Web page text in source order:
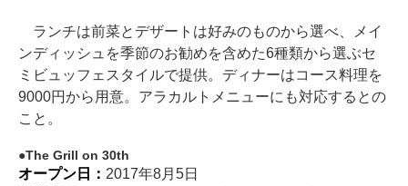
ランチは前菜とデザートは好みのものから選べ、メイ
ンディッシュを季節のお勧めを含めた6種類から選ぶセ
ミビュッフェスタイルで提供。ディナーはコース料理を
9000円から用意。アラカルトメニューにも対応するとの
こと。
The Grill on 30th
オープン日： 2017年8月5日